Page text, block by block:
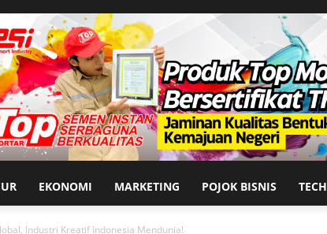
EKONOMI MARKETING POJOK BISNIS TECH
Industri Kreatif Indonesia Mendunia!